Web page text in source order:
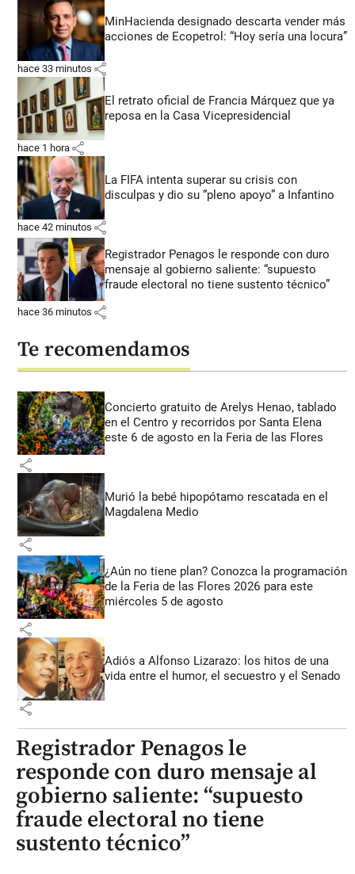
MinHacienda designado descarta vender más
acciones de Ecopetrol: “Hoy sería una locura”
hace 33 minutos share
El retrato oficial de Francia Márquez que ya
reposa en la Casa Vicepresidencial
hace 1 hora share
La FIFA intenta superar su crisis con
disculpas y dio su “pleno apoyo” a Infantino
hace 42 minutos share
Registrador Penagos le responde con duro
mensaje al gobierno saliente: “supuesto
fraude electoral no tiene sustento técnico”
hace 36 minutos share
Te recomendamos
Concierto gratuito de Arelys Henao, tablado
en el Centro y recorridos por Santa Elena
este 6 de agosto en la Feria de las Flores
share
Murió la bebé hipopótamo rescatada en el
Magdalena Medio
share
¿Aún no tiene plan? Conozca la programación
de la Feria de las Flores 2026 para este
miércoles 5 de agosto
share
Adiós a Alfonso Lizarazo: los hitos de una
vida entre el humor, el secuestro y el Senado
share
Registrador Penagos le
responde con duro mensaje al
gobierno saliente: “supuesto
fraude electoral no tiene
sustento técnico”